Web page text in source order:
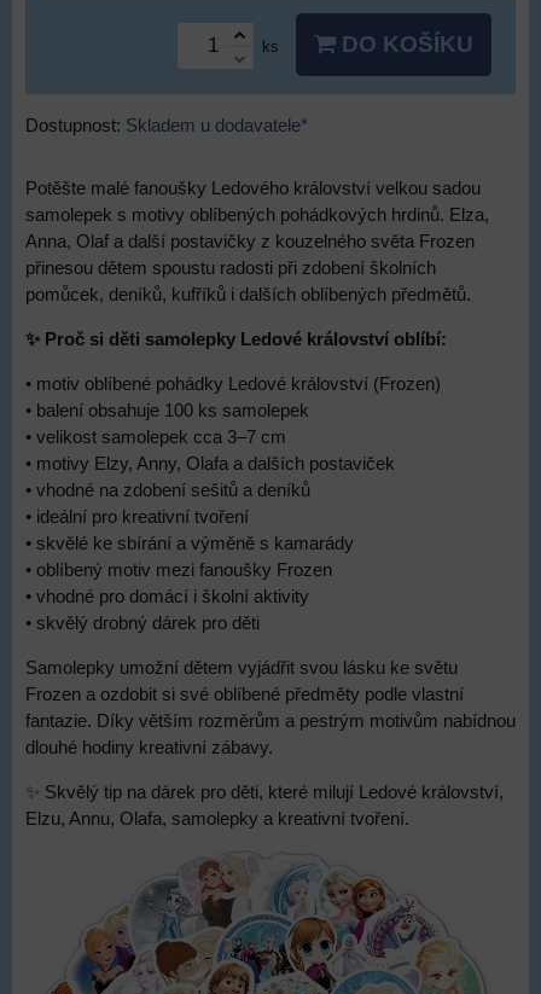
ks DO KOŠÍKU
Dostupnost: Skladem u dodavatele*
Potěšte malé fanoušky Ledového království velkou sadou
samolepek s motivy oblíbených pohádkových hrdinů. Elza,
Anna, Olaf a další postavičky z kouzelného světa Frozen
přinesou dětem spoustu radosti při zdobení školních
pomůcek, deníků, kufříků i dalších oblíbených předmětů.
✨ Proč si děti samolepky Ledové království oblíbí:
• motiv oblíbené pohádky Ledové království (Frozen)
• balení obsahuje 100 ks samolepek
• velikost samolepek cca 3–7 cm
• motivy Elzy, Anny, Olafa a dalších postaviček
• vhodné na zdobení sešitů a deníků
• ideální pro kreativní tvoření
• skvělé ke sbírání a výměně s kamarády
• oblíbený motiv mezi fanoušky Frozen
• vhodné pro domácí i školní aktivity
• skvělý drobný dárek pro děti
Samolepky umožní dětem vyjádřit svou lásku ke světu
Frozen a ozdobit si své oblíbené předměty podle vlastní
fantazie. Díky větším rozměrům a pestrým motivům nabídnou
dlouhé hodiny kreativní zábavy.
✨ Skvělý tip na dárek pro děti, které milují Ledové království,
Elzu, Annu, Olafa, samolepky a kreativní tvoření.